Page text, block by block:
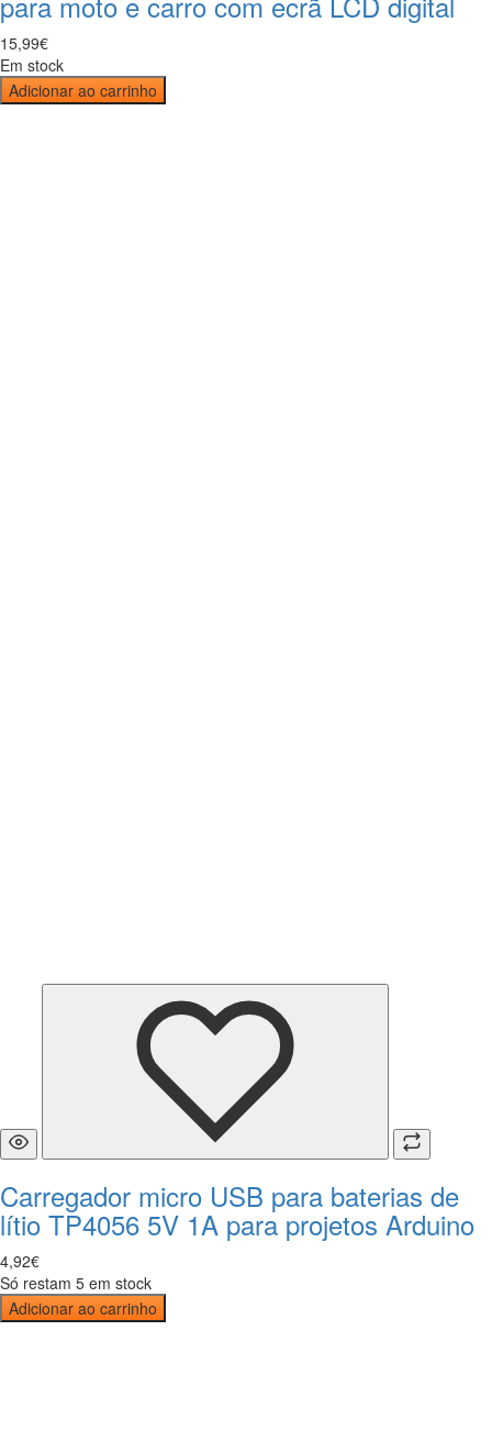
15,99€
Em stock
Adicionar ao carrinho
Carregador micro USB para baterias de
lítio TP4056 5V 1A para projetos Arduino
4,92€
Só restam 5 em stock
Adicionar ao carrinho